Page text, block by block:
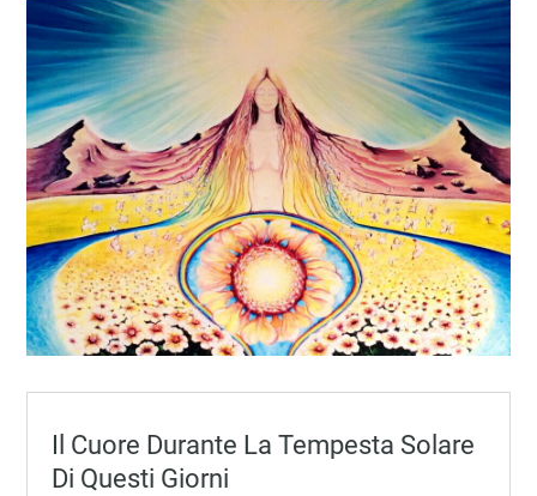
Il Cuore Durante La Tempesta Solare
Di Questi Giorni